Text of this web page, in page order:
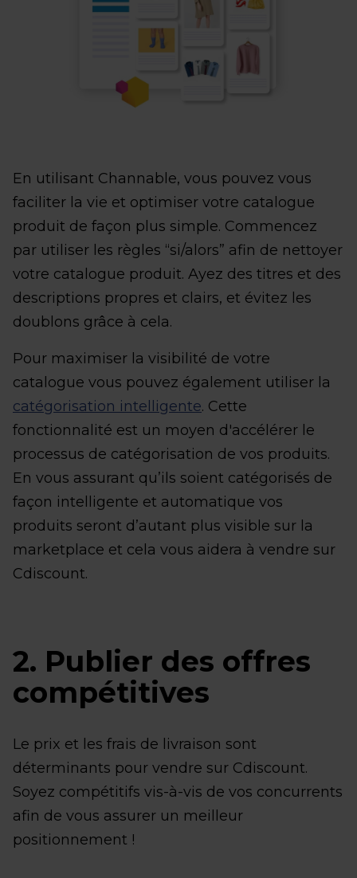
En utilisant Channable, vous pouvez vous
faciliter la vie et optimiser votre catalogue
produit de façon plus simple. Commencez
par utiliser les règles “si/alors” afin de nettoyer
votre catalogue produit. Ayez des titres et des
descriptions propres et clairs, et évitez les
doublons grâce à cela.
Pour maximiser la visibilité de votre
catalogue vous pouvez également utiliser la
catégorisation intelligente. Cette
fonctionnalité est un moyen d'accélérer le
processus de catégorisation de vos produits.
En vous assurant qu’ils soient catégorisés de
façon intelligente et automatique vos
produits seront d’autant plus visible sur la
marketplace et cela vous aidera à vendre sur
Cdiscount.
2. Publier des offres
compétitives
Le prix et les frais de livraison sont
déterminants pour vendre sur Cdiscount.
Soyez compétitifs vis-à-vis de vos concurrents
afin de vous assurer un meilleur
positionnement !